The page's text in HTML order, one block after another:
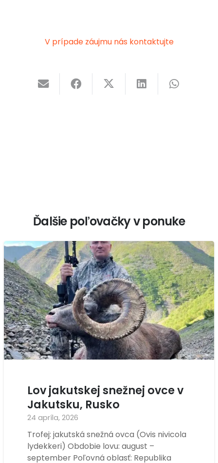
V prípade záujmu nás kontaktujte
Ďalšie poľovačky v ponuke
Lov jakutskej snežnej ovce v
Jakutsku, Rusko
24 apríla, 2026
Trofej: jakutská snežná ovca (Ovis nivicola
lydekkeri) Obdobie lovu: august –
september Poľovná oblasť: Republika